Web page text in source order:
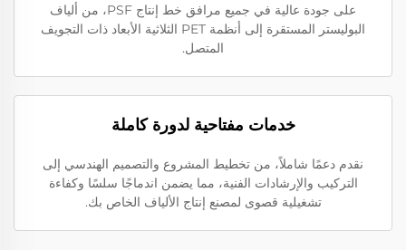
على جودة عالية في جميع مرافق خط إنتاج PSF، من ألياف
البوليستر المستقرة إلى أنظمة PET الثلاثية الأبعاد ذات التجويف
المتصل.
خدمات مفتاحية لدورة كاملة
نقدم دعمًا شاملاً، من تخطيط المشروع والتصميم الهندسي إلى
التركيب والإرشادات الفنية، مما يضمن اندماجًا سلسًا وكفاءة
تشغيلية قصوى لمصنع إنتاج الألياف الخاص بك.